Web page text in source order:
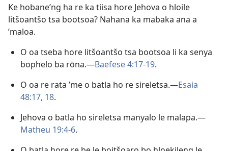
Ke hobane’ng ha re ka tiisa hore Jehova o hloile
litšoantšo tsa bootsoa? Nahana ka mabaka ana a
’maloa.
O oa tseba hore litšoantšo tsa bootsoa li ka senya
bophelo ba rōna.—Baefese 4:17-19.
O oa re rata ’me o batla ho re sireletsa.—Esaia
48:17, 18.
Jehova o batla ho sireletsa manyalo le malapa.—
Matheu 19:4-6.